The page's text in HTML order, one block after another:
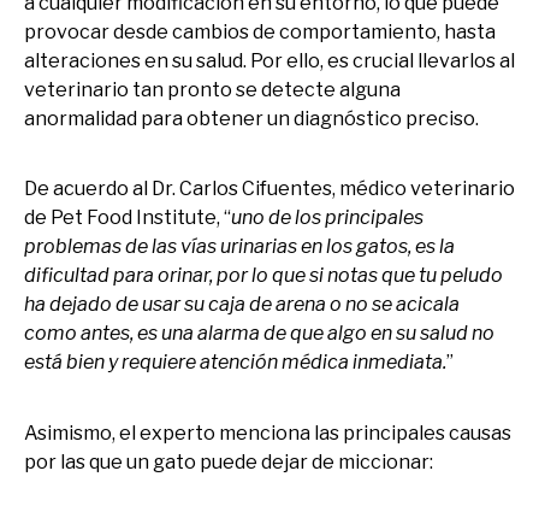
provocar desde cambios de comportamiento, hasta
alteraciones en su salud. Por ello, es crucial llevarlos al
veterinario tan pronto se detecte alguna
anormalidad para obtener un diagnóstico preciso.
De acuerdo al Dr. Carlos Cifuentes, médico veterinario
de Pet Food Institute, “uno de los principales
problemas de las vías urinarias en los gatos, es la
dificultad para orinar, por lo que si notas que tu peludo
ha dejado de usar su caja de arena o no se acicala
como antes, es una alarma de que algo en su salud no
está bien y requiere atención médica inmediata.”
Asimismo, el experto menciona las principales causas
por las que un gato puede dejar de miccionar: